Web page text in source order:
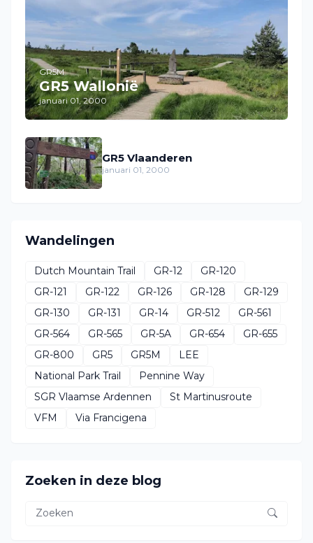
GR5M
GR5 Wallonië
januari 01, 2000
GR5 Vlaanderen
januari 01, 2000
Wandelingen
Dutch Mountain Trail GR-12
GR-120
GR-121
GR-122 GR-126 GR-128
GR-129
GR-130
GR-131 GR-14 GR-512
GR-561
GR-564
GR-565 GR-5A GR-654
GR-655
GR-800
GR5 GR5M
LEE
National Park Trail
Pennine Way
SGR Vlaamse Ardennen
St Martinusroute
VFM
Via Francigena
Zoeken in deze blog